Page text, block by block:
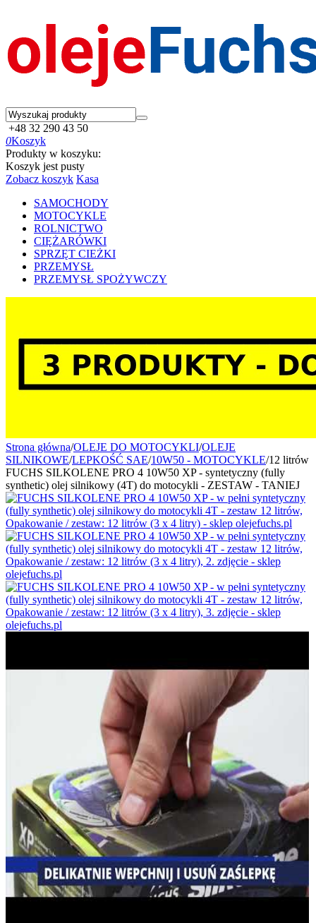
+48 32 290 43 50
0Koszyk
Produkty w koszyku:
Koszyk jest pusty
Zobacz koszyk Kasa
SAMOCHODY
MOTOCYKLE
ROLNICTWO
CIĘŻARÓWKI
SPRZĘT CIEŻKI
PRZEMYSŁ
PRZEMYSŁ SPOŻYWCZY
Strona główna/OLEJE DO MOTOCYKLI/OLEJE
SILNIKOWE/LEPKOŚĆ SAE/10W50 - MOTOCYKLE/12 litrów
FUCHS SILKOLENE PRO 4 10W50 XP - syntetyczny (fully
synthetic) olej silnikowy (4T) do motocykli - ZESTAW - TANIEJ